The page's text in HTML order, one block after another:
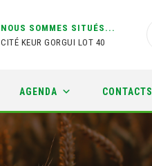
NOUS SOMMES SITUÉS...
CITÉ KEUR GORGUI LOT 40
AGENDA CONTACTS